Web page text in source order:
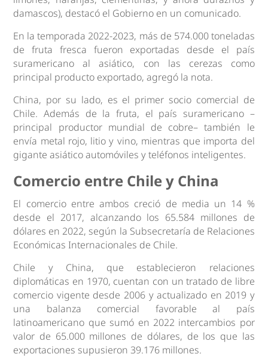
damascos), destacó el Gobierno en un comunicado.
En la temporada 2022-2023, más de 574.000 toneladas
de fruta fresca fueron exportadas desde el país
suramericano al asiático, con las cerezas como
principal producto exportado, agregó la nota.
China, por su lado, es el primer socio comercial de
Chile. Además de la fruta, el país suramericano –
principal productor mundial de cobre– también le
envía metal rojo, litio y vino, mientras que importa del
gigante asiático automóviles y teléfonos inteligentes.
Comercio entre Chile y China
El comercio entre ambos creció de media un 14 %
desde el 2017, alcanzando los 65.584 millones de
dólares en 2022, según la Subsecretaría de Relaciones
Económicas Internacionales de Chile.
Chile y China, que establecieron relaciones
diplomáticas en 1970, cuentan con un tratado de libre
comercio vigente desde 2006 y actualizado en 2019 y
una balanza comercial favorable al país
latinoamericano que sumó en 2022 intercambios por
valor de 65.000 millones de dólares, de los que las
exportaciones supusieron 39.176 millones.